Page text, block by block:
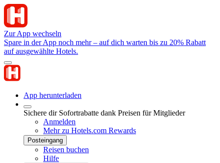
Zur App wechseln
Spare in der App noch mehr – auf dich warten bis zu 20% Rabatt
auf ausgewählte Hotels.
App herunterladen
Sichere dir Sofortrabatte dank Preisen für Mitglieder
Anmelden
Mehr zu Hotels.com Rewards
Posteingang
Reisen buchen
Hilfe